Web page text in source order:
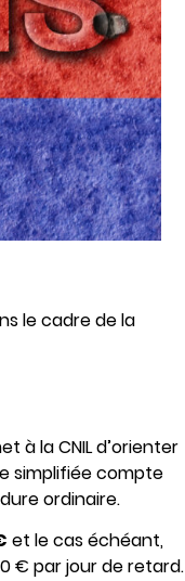
le cadre de la
à la CNIL d’orienter
simplifiée compte
ordinaire.
et le cas échéant,
€ par jour de retard.